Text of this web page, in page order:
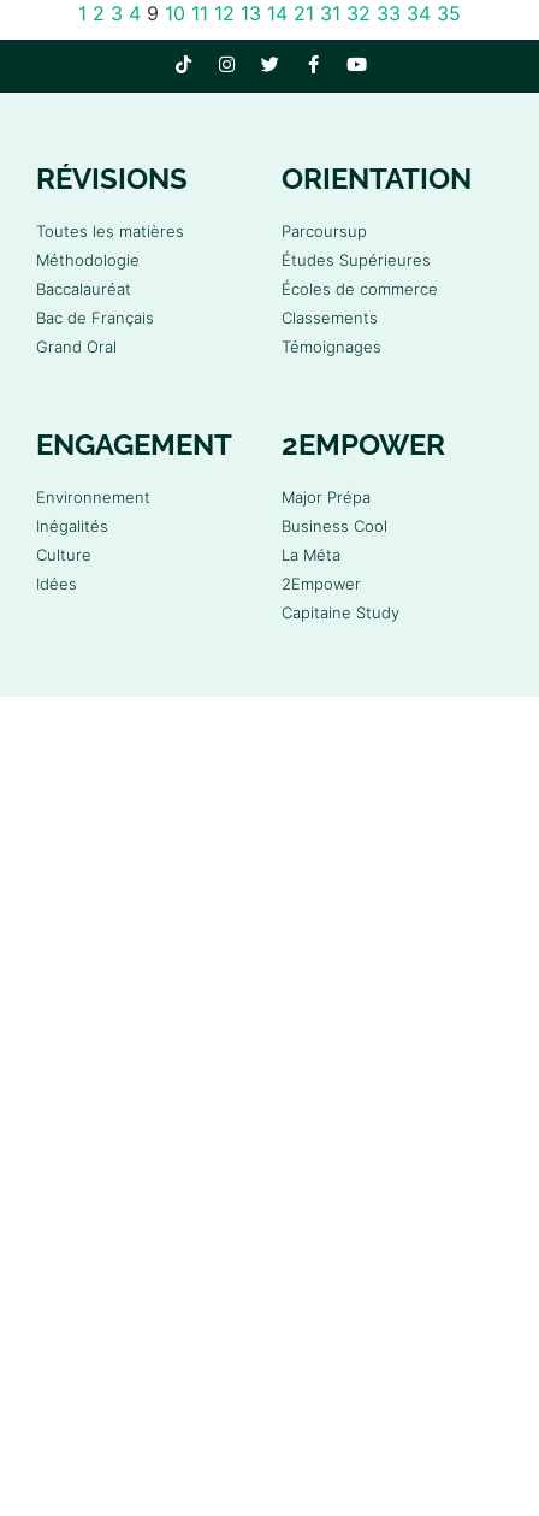
1 2 3 4 9 10 11 12 13 14 21 31 32 33 34 35
RÉVISIONS
Toutes les matières
Méthodologie
Baccalauréat
Bac de Français
Grand Oral
ORIENTATION
Parcoursup
Études Supérieures
Écoles de commerce
Classements
Témoignages
ENGAGEMENT
Environnement
Inégalités
Culture
Idées
2EMPOWER
Major Prépa
Business Cool
La Méta
2Empower
Capitaine Study